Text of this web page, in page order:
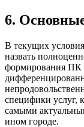
6.
В текущих
назвать
формирования ПК
специфики услуг,
самыми
ином городе.